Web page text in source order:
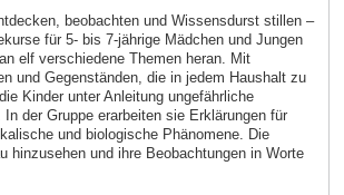
beobachten und Wissensdurst stillen –
für 5- bis 7-jährige Mädchen und Jungen
elf verschiedene Themen heran. Mit
und Gegenständen, die in jedem Haushalt zu
Kinder unter Anleitung ungefährliche
der Gruppe erarbeiten sie Erklärungen für
und biologische Phänomene. Die
hinzusehen und ihre Beobachtungen in Worte